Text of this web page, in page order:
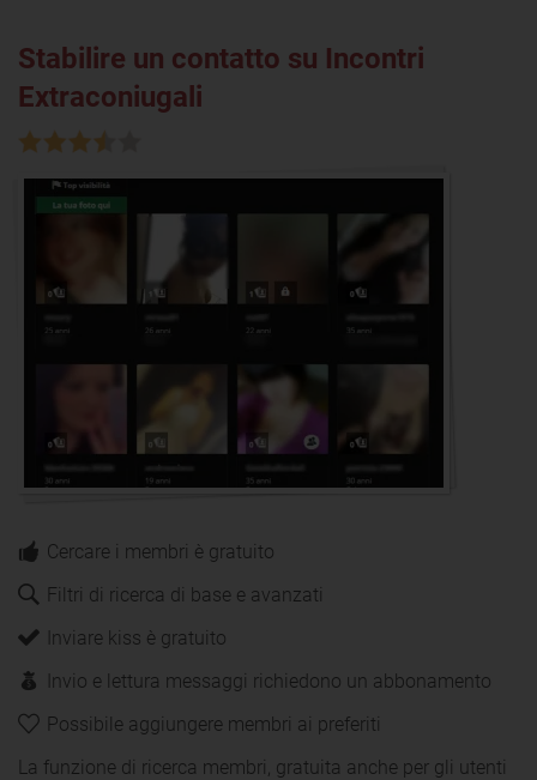
Stabilire un contatto su Incontri
Extraconiugali
Cercare i membri è gratuito
Filtri di ricerca di base e avanzati
Inviare kiss è gratuito
Invio e lettura messaggi richiedono un abbonamento
Possibile aggiungere membri ai preferiti
La funzione di ricerca membri, gratuita anche per gli utenti